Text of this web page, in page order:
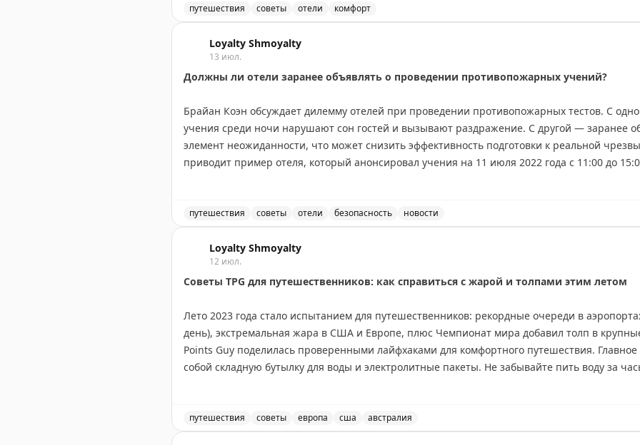
какая бутылка для чего предназначена. Это приводит к путанице — люди случайно
шампуня или наоборот.
Отели могли бы легко решить эту проблему, просто увеличив размер шрифта на этикетках
контрастные цвета. Это улучшило бы опыт гостей и сделало бы пребывание в отеле
Gary Leff|View from the Wing
путешествия советы отели комфорт
Loyalty Shmoyalty
13 июл.
Должны ли отели заранее объявлять о проведении противопожарных учений?
Брайан Коэн обсуждает дилемму отелей при проведении противопожарных тестов. С
учения среди ночи нарушают сон гостей и вызывают раздражение. С другой — заранее
элемент неожиданности, что может снизить эффективность подготовки к реальной
приводит пример отеля, который анонсировал учения на 11 июля 2022 года с 11:00 до
ситуации. Вопрос остается открытым: как найти баланс между комфортом гостей и
реальной опасности?
The Gate with Brian Cohen
путешествия советы отели безопасность новости
Loyalty Shmoyalty
12 июл.
Советы TPG для путешественников: как справиться с жарой и толпами этим летом
Лето 2023 года стало испытанием для путешественников: рекордные очереди в
день), экстремальная жара в США и Европе, плюс Чемпионат мира добавил толп в
Points Guy поделилась проверенными лайфхаками для комфортного путешествия.
собой складную бутылку для воды и электролитные пакеты. Не забывайте пить воду за
эффективные помощники. Перед бронированием отеля обязательно проверьте наличие
если жара невыносима, можно улететь в Австралию, где сейчас зима.
путешествия советы европа сша австралия